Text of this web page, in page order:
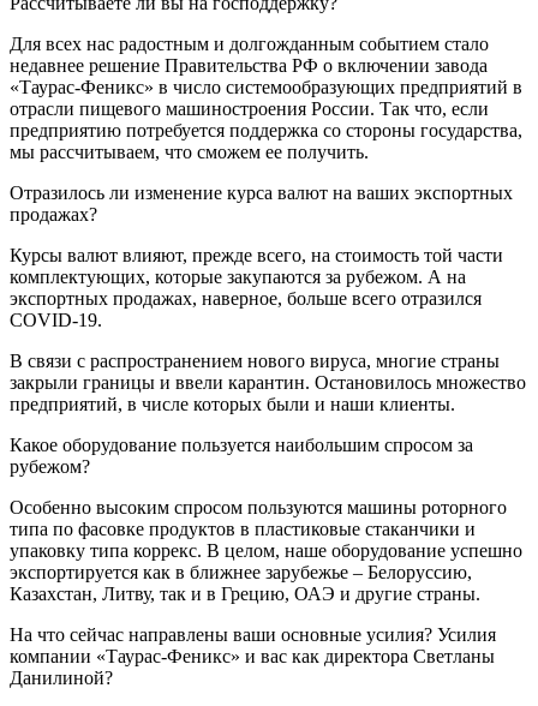
Для всех нас радостным и долгожданным событием стало
недавнее решение Правительства РФ о включении завода
«Таурас-Феникс» в число системообразующих предприятий в
отрасли пищевого машиностроения России. Так что, если
предприятию потребуется поддержка со стороны государства,
мы рассчитываем, что сможем ее получить.
Отразилось ли изменение курса валют на ваших экспортных
продажах?
Курсы валют влияют, прежде всего, на стоимость той части
комплектующих, которые закупаются за рубежом. А на
экспортных продажах, наверное, больше всего отразился
COVID-19.
В связи с распространением нового вируса, многие страны
закрыли границы и ввели карантин. Остановилось множество
предприятий, в числе которых были и наши клиенты.
Какое оборудование пользуется наибольшим спросом за
рубежом?
Особенно высоким спросом пользуются машины роторного
типа по фасовке продуктов в пластиковые стаканчики и
упаковку типа коррекс. В целом, наше оборудование успешно
экспортируется как в ближнее зарубежье – Белоруссию,
Казахстан, Литву, так и в Грецию, ОАЭ и другие страны.
На что сейчас направлены ваши основные усилия? Усилия
компании «Таурас-Феникс» и вас как директора Светланы
Данилиной?